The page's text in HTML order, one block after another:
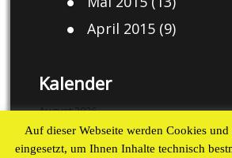
April 2015(9)
Kalender
August 2026
M D M D F S
Auf dieser Webseite werden Cookies
eingesetzt, um Ihnen Inhalte technisch